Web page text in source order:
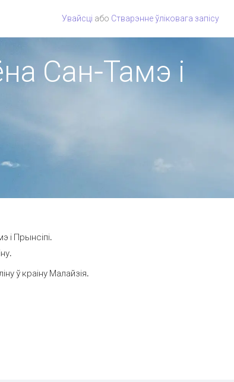
Увайсці або Стварэнне ўліковага запісу
Сан-Тамэ і
і Прынсіпі.
ў краіну Малайзія.